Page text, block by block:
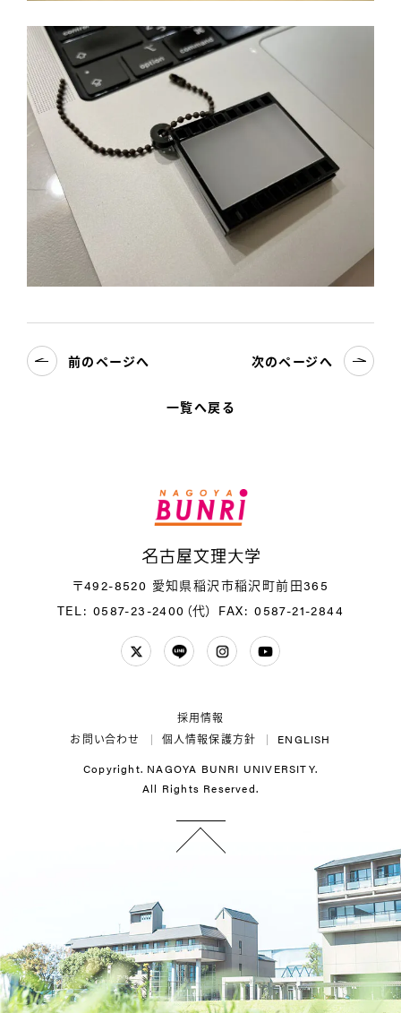
一覧へ戻る
前のページへ 次のページへ
〒492-8520 愛知県稲沢市稲沢町前田365
TEL: 0587-23-2400（代） FAX: 0587-21-2844
ENGLISH
個人情報保護方針
お問い合わせ
採用情報
Copyright. NAGOYA BUNRI UNIVERSITY.
All Rights Reserved.